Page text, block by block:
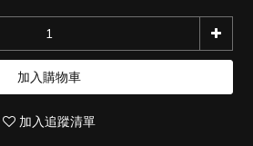
加入購物車
加入追蹤清單